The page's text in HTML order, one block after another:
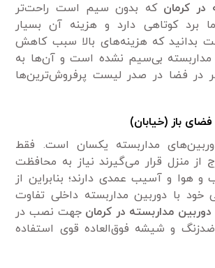
در کرمان که بدون سیم است راحت‌تر
برد کوتاهی دارد و هزینه آن بسیار
بدانید که هزینه‌های بالا سبب کاهش
مداربسته بی‌سیم نشده است و آن‌ها به
در فضا در صدر لیست پرفروش‌ترین‌ها
باز (خیابان)
مداربسته یکسان است. فقط
از منزل قرار می‌گیرند نیاز به محافظت
و هوا و آسیب عمدی دارند؛ بنابراین از
خود با دوربین مداربسته داخلی تفاوت
دوربین مداربسته در کرمانجهت نصب در
ضدزنگ و شیشه فوق‌العاده قوی استفاده